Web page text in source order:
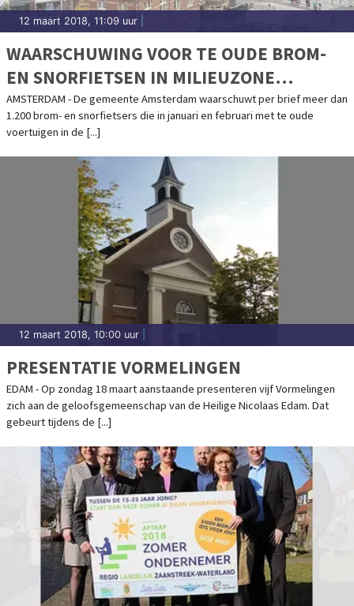
12 maart 2018, 11:09 uur
WAARSCHUWING VOOR TE OUDE BROM-
EN SNORFIETSEN IN MILIEUZONE
AMSTERDAM
AMSTERDAM - De gemeente Amsterdam waarschuwt per brief meer dan
1.200 brom- en snorfietsers die in januari en februari met te oude
voertuigen in de [...]
12 maart 2018, 10:00 uur
PRESENTATIE VORMELINGEN
EDAM - Op zondag 18 maart aanstaande presenteren vijf Vormelingen
zich aan de geloofsgemeenschap van de Heilige Nicolaas Edam. Dat
gebeurt tijdens de [...]